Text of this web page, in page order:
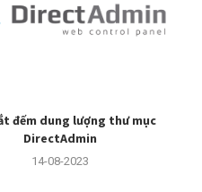
đếm dung lượng thư mục
DirectAdmin
14-08-2023